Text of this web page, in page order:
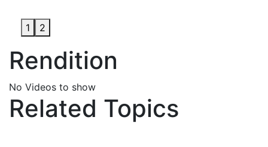
1 2
Rendition
No Videos to show
Related Topics